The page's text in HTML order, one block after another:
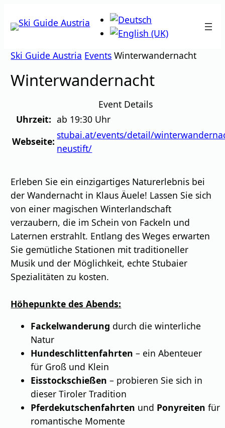
Inhalt
Ski Guide Austria Events Winterwandernacht
Winterwandernacht
Event Details
Uhrzeit: ab 19:30 Uhr
Webseite:
stubai.at/events/detail/
neustift/
Erleben Sie ein einzigartiges Naturerlebnis bei
der Wandernacht in Klaus Äuele! Lassen Sie sich
von einer magischen Winterlandschaft
verzaubern, die im Schein von Fackeln und
Laternen erstrahlt. Entlang des Weges erwarten
Sie gemütliche Stationen mit traditioneller
Musik und der Möglichkeit, echte Stubaier
Spezialitäten zu kosten.
Höhepunkte des Abends:
Fackelwanderung durch die winterliche
Natur
Hundeschlittenfahrten – ein Abenteuer
für Groß und Klein
Eisstockschießen – probieren Sie sich in
dieser Tiroler Tradition
Pferdekutschenfahrten und Ponyreiten für
romantische Momente